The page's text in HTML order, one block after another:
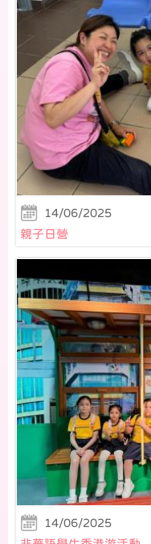
14/06/2025
親子日營
14/06/2025